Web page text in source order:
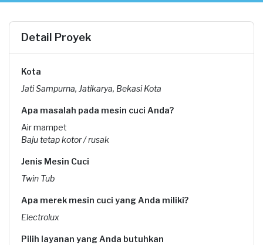
Detail Proyek
Kota
Jati Sampurna, Jatikarya, Bekasi Kota
Apa masalah pada mesin cuci Anda?
Air mampet
Baju tetap kotor / rusak
Jenis Mesin Cuci
Twin Tub
Apa merek mesin cuci yang Anda miliki?
Electrolux
Pilih layanan yang Anda butuhkan